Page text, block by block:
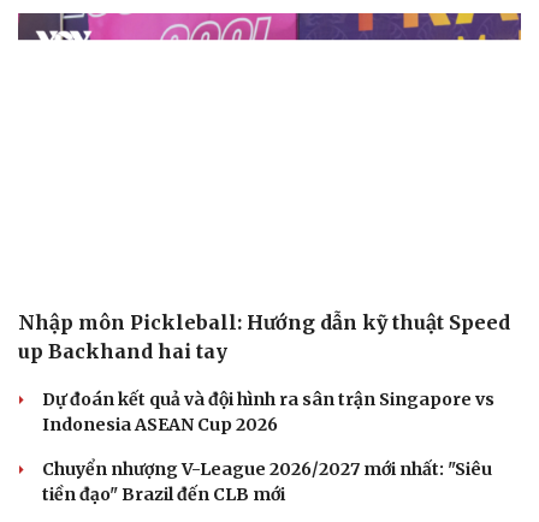
Nhập môn Pickleball: Hướng dẫn kỹ thuật Speed
up Backhand hai tay
Dự đoán kết quả và đội hình ra sân trận Singapore vs
Indonesia ASEAN Cup 2026
Chuyển nhượng V-League 2026/2027 mới nhất: "Siêu
tiền đạo" Brazil đến CLB mới